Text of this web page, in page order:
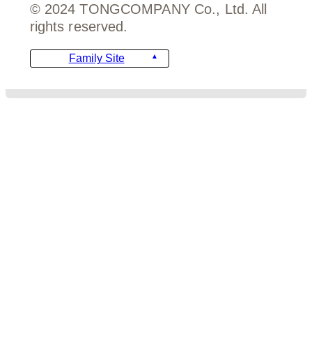
© 2024 TONGCOMPANY Co., Ltd. All
rights reserved.
Family Site